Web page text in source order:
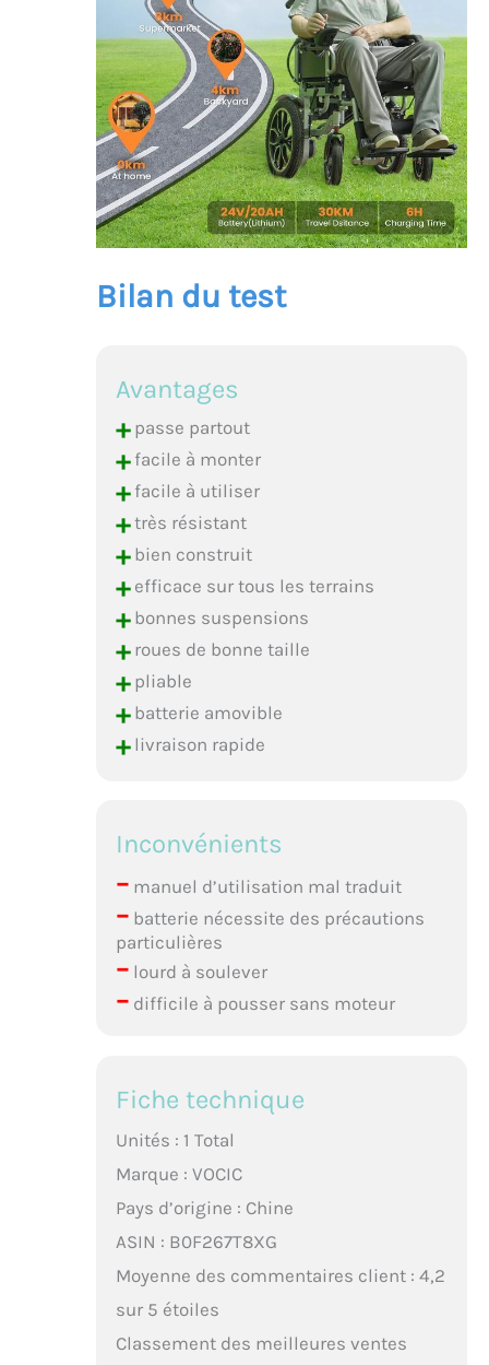
Bilan du test
Avantages
+passe partout
+facile à monter
+facile à utiliser
+très résistant
+bien construit
+efficace sur tous les terrains
+bonnes suspensions
+roues de bonne taille
+pliable
+batterie amovible
+livraison rapide
Inconvénients
–manuel d’utilisation mal traduit
–batterie nécessite des précautions
particulières
–lourd à soulever
–difficile à pousser sans moteur
Fiche technique
Unités : 1 Total
Marque : VOCIC
Pays d’origine : Chine
ASIN : B0F267T8XG
Moyenne des commentaires client : 4,2
sur 5 étoiles
Classement des meilleures ventes